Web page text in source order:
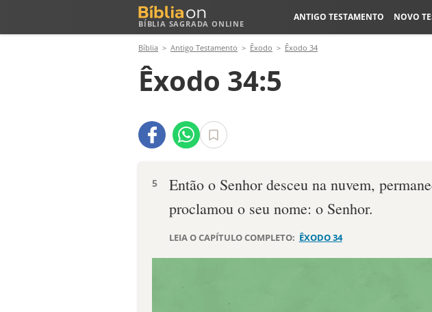
BÍBLIA SAGRADA ONLINE
ANTIGO TESTAMENTO NOVO
Bíblia Antigo Testamento Êxodo Êxodo 34
Êxodo 34:5
5
Então o Senhor desceu na nuvem,
proclamou o seu no­me: o Senhor.
LEIA O CAPÍTULO COMPLETO: ÊXODO 34